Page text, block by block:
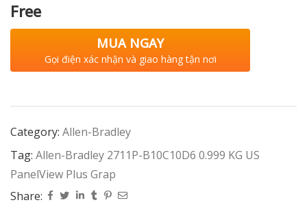
Free
MUA NGAY
Gọi điện xác nhận và giao hàng tận nơi
Category: Allen-Bradley
Tag: Allen-Bradley 2711P-B10C10D6 0.999 KG US
PanelView Plus Grap
Share: